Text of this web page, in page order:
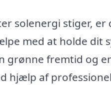
solenergi stiger,
med at holde dit
grønne fremtid og
hjælp af